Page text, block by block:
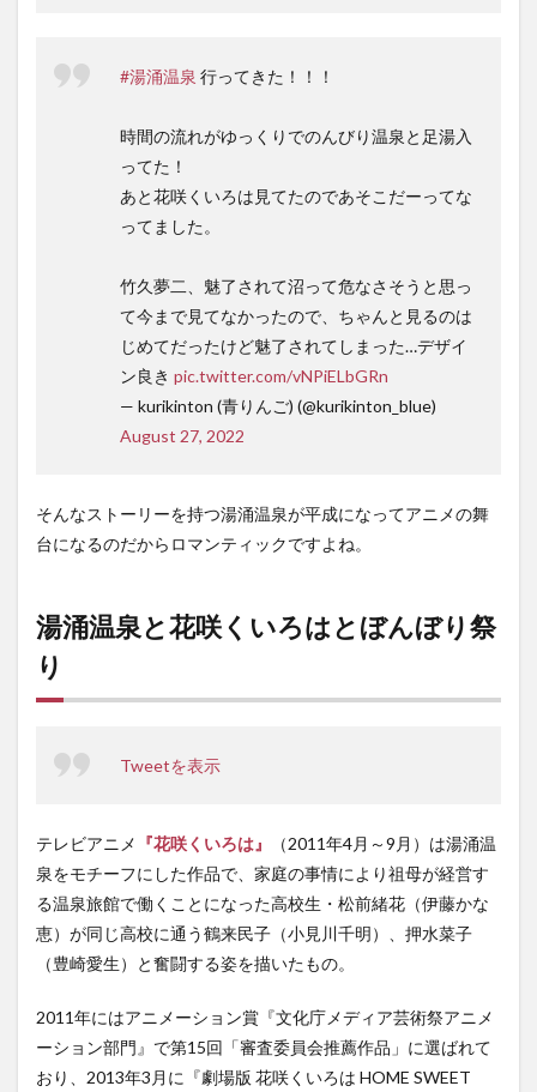
#湯涌温泉 行ってきた！！！
時間の流れがゆっくりでのんびり温泉と足湯入
ってた！
あと花咲くいろは見てたのであそこだーってな
ってました。
竹久夢二、魅了されて沼って危なさそうと思っ
て今まで見てなかったので、ちゃんと見るのは
じめてだったけど魅了されてしまった…デザイ
ン良き pic.twitter.com/vNPiELbGRn
— kurikinton (青りんご) (@kurikinton_blue)
August 27, 2022
そんなストーリーを持つ湯涌温泉が平成になってアニメの舞
台になるのだからロマンティックですよね。
湯涌温泉と花咲くいろはとぼんぼり祭
り
Tweetを表示
テレビアニメ 『花咲くいろは』
（2011年4月～9月）は湯涌温
泉をモチーフにした作品で、家庭の事情により祖母が経営す
る温泉旅館で働くことになった高校生・松前緒花（伊藤かな
恵）が同じ高校に通う鶴来民子（小見川千明）、押水菜子
（豊崎愛生）と奮闘する姿を描いたもの。
2011年にはアニメーション賞『文化庁メディア芸術祭アニメ
ーション部門』で第15回「審査委員会推薦作品」に選ばれて
おり、2013年3月に『劇場版 花咲くいろは HOME SWEET